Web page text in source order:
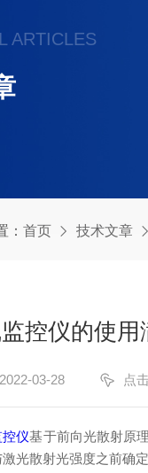
ARTICLES
： 首页 技术文章
控仪的使
03-28 点
控仪基于前向光散射原
光散射光强度之前确